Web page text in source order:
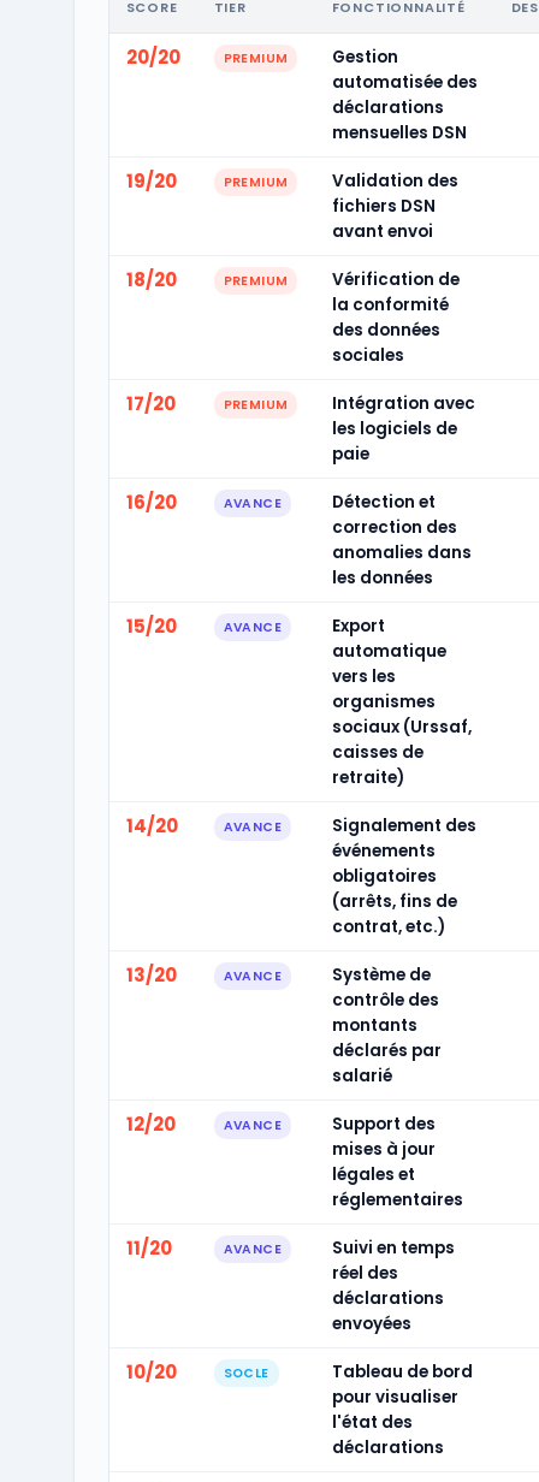
SCORE TIER FONCTIONNALITÉ
20/20 PREMIUM
Gestion
automatisée des
déclarations
mensuelles DSN
19/20 PREMIUM
Validation des
fichiers DSN
avant envoi
18/20 PREMIUM
Vérification de
la conformité
des données
sociales
17/20 PREMIUM
Intégration avec
les logiciels de
paie
16/20 AVANCE
Détection et
correction des
anomalies dans
les données
15/20 AVANCE
Export
automatique
vers les
organismes
sociaux (Urssaf,
caisses de
retraite)
14/20 AVANCE
Signalement des
événements
obligatoires
(arrêts, fins de
contrat, etc.)
13/20 AVANCE
Système de
contrôle des
montants
déclarés par
salarié
12/20 AVANCE
Support des
mises à jour
légales et
réglementaires
11/20 AVANCE
Suivi en temps
réel des
déclarations
envoyées
10/20 SOCLE
Tableau de bord
pour visualiser
l'état des
déclarations